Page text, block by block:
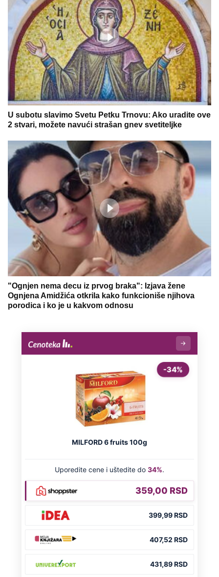
U subotu slavimo Svetu Petku Trnovu: Ako uradite ove
2 stvari, možete navući strašan gnev svetiteljke
"Ognjen nema decu iz prvog braka": Izjava žene
Ognjena Amidžića otkrila kako funkcioniše njihova
porodica i ko je u kakvom odnosu